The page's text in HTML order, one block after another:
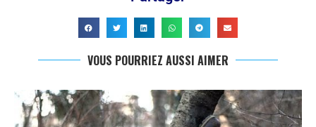
VOUS POURRIEZ AUSSI AIMER